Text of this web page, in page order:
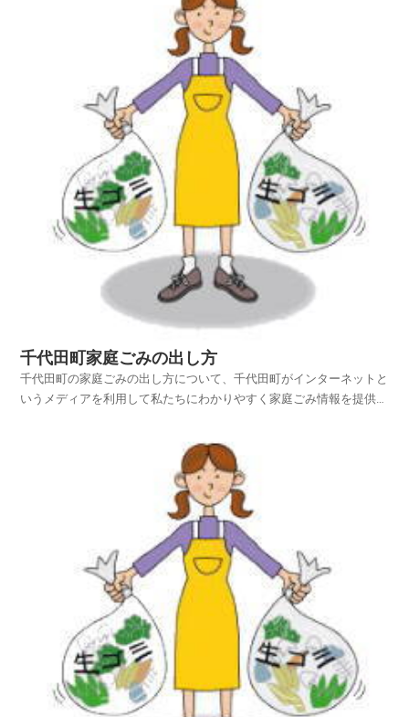
千代田町家庭ごみの出し方
千代田町の家庭ごみの出し方について、千代田町がインターネットと
いうメディアを利用して私たちにわかりやすく家庭ごみ情報を提供さ
のページを探し、千代田町の家庭ごみの出し方を項目別に紹介してお
りますのでご活用いただければ幸いです。平成25年4月...